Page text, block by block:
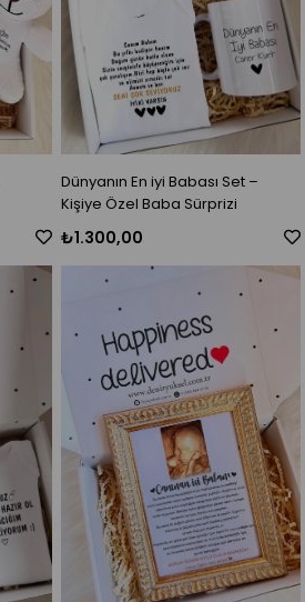
Dünyanın En iyi Babası Set –
Kişiye Özel Baba Sürprizi
₺1.300,00